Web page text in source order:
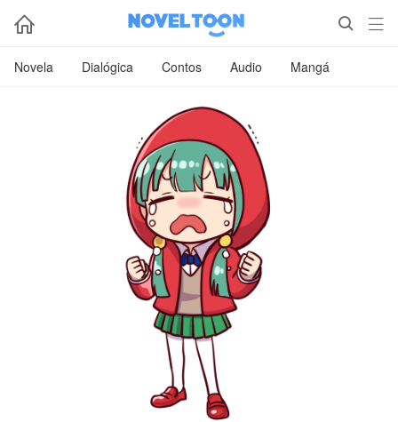
  
Novela Dialógica Contos Audio Mangá